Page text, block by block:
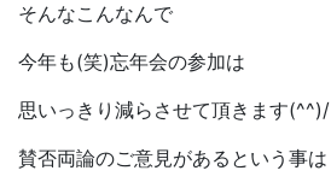
そんなこんなんで
今年も(笑)忘年会の参加は
思いっきり減らさせて頂きます(^^)/
賛否両論のご意見があるという事は